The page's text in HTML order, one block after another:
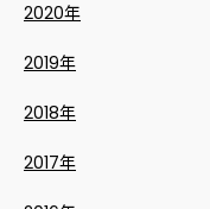
2020年
2019年
2018年
2017年